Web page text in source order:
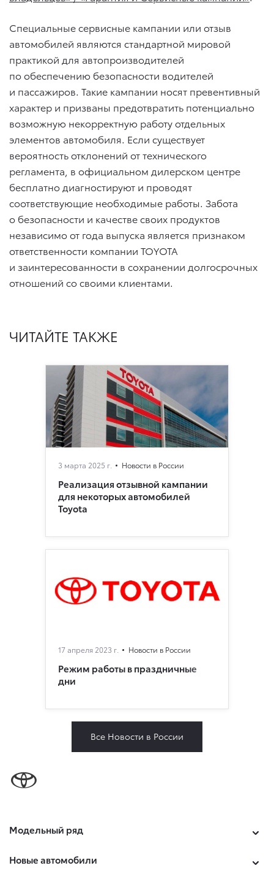
Специальные сервисные кампании или отзыв
автомобилей являются стандартной мировой
практикой для автопроизводителей
по обеспечению безопасности водителей
и пассажиров. Такие кампании носят превентивный
характер и призваны предотвратить потенциально
возможную некорректную работу отдельных
элементов автомобиля. Если существует
вероятность отклонений от технического
регламента, в официальном дилерском центре
бесплатно диагностируют и проводят
соответствующие необходимые работы. Забота
о безопасности и качестве своих продуктов
независимо от года выпуска является признаком
ответственности компании TOYOTA
и заинтересованности в сохранении долгосрочных
отношений со своими клиентами.
ЧИТАЙТЕ ТАКЖЕ
3 марта 2025 г. Новости в России
Реализация отзывной кампании
для некоторых автомобилей
Toyota
17 апреля 2023 г. Новости в России
Режим работы в праздничные
дни
Все Новости в России
Модельный ряд
Новые автомобили